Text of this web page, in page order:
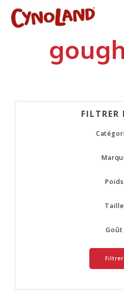
FILTRER
Poids
Taille
Goût
Filtrer